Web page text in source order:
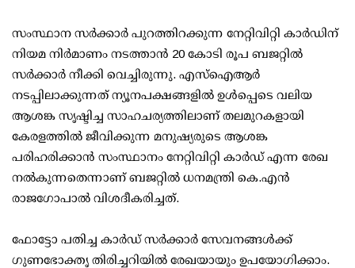
സംസ്ഥാന സര്‍ക്കാര്‍ പുറത്തിറക്കുന്ന നേറ്റിവിറ്റി കാര്‍ഡിന്
നിയമ നിര്‍മാണം നടത്താന്‍ 20 കോടി രൂപ ബജറ്റില്‍
സര്‍ക്കാര്‍ നീക്കി വെച്ചിരുന്നു. എസ്‌ഐആര്‍
നടപ്പിലാക്കുന്നത് ന്യൂനപക്ഷങ്ങളില്‍ ഉള്‍പ്പെടെ വലിയ
ആശങ്ക സൃഷ്ടിച്ച സാഹചര്യത്തിലാണ് തലമുറകളായി
കേരളത്തില്‍ ജീവിക്കുന്ന മനുഷ്യരുടെ ആശങ്ക
പരിഹരിക്കാന്‍ സംസ്ഥാനം നേറ്റിവിറ്റി കാര്‍ഡ് എന്ന രേഖ
നല്‍കുന്നതെന്നാണ് ബജറ്റില്‍ ധനമന്ത്രി കെ.എന്‍
രാജഗോപാല്‍ വിശദീകരിച്ചത്.
ഫോട്ടോ പതിച്ച കാര്‍ഡ് സര്‍ക്കാര്‍ സേവനങ്ങള്‍ക്ക്
ഗുണഭോക്തൃ തിരിച്ചറിയില്‍ രേഖയായും ഉപയോഗിക്കാം.